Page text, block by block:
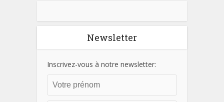
Newsletter
Inscrivez-vous à notre newsletter: